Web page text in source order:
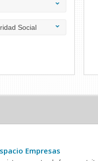
Social
Empresas